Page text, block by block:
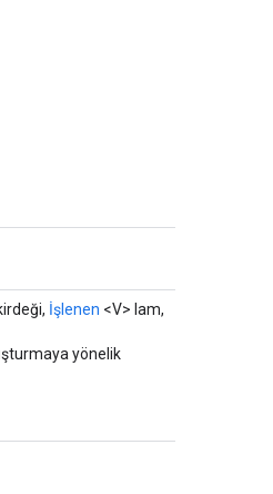
İşlenen <V> lam,
yönelik